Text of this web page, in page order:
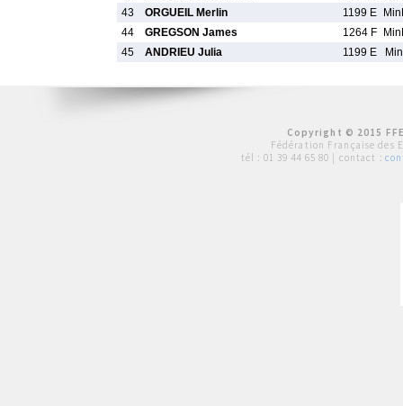
43
ORGUEIL Merlin 1199 E
44
GREGSON James 1264 F
45
ANDRIEU Julia 1199 E
Copyright © 2015
Fédération Française des
tél : 01 39 44 65 80 | contact :